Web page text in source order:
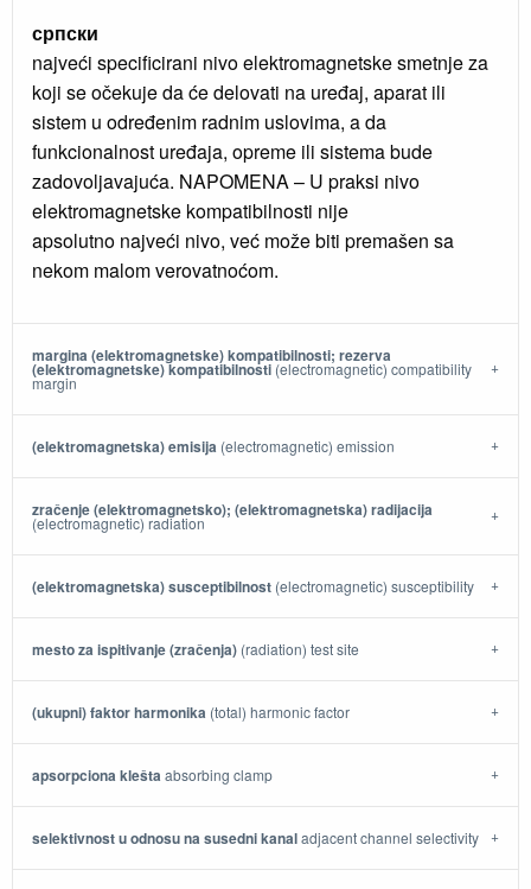
српски
najveći specificirani nivo elektromagnetske smetnje za
koji se očekuje da će delovati na uređaj, aparat ili
sistem u određenim radnim uslovima, a da
funkcionalnost uređaja, opreme ili sistema bude
zadovoljavajuća. NAPOMENA – U praksi nivo
elektromagnetske kompatibilnosti nije
apsolutno najveći nivo, već može biti premašen sa
nekom malom verovatnoćom.
margina (elektromagnetske) kompatibilnosti; rezerva
(elektromagnetske) kompatibilnosti (electromagnetic) compatibility
margin
(elektromagnetska) emisija (electromagnetic) emission
zračenje (elektromagnetsko); (elektromagnetska) radijacija
(electromagnetic) radiation
(elektromagnetska) susceptibilnost (electromagnetic) susceptibility
mesto za ispitivanje (zračenja) (radiation) test site
(ukupni) faktor harmonika (total) harmonic factor
apsorpciona kleštaabsorbing clamp
selektivnost u odnosu na susedni kanaladjacent channel selectivity